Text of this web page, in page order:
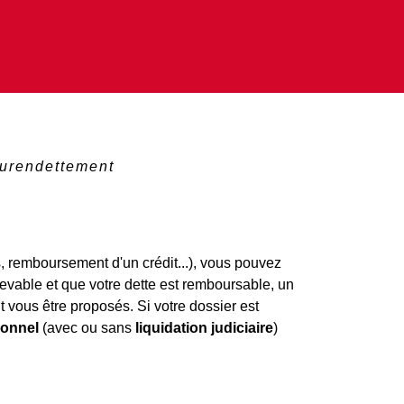
d'un crédit...), vous pouvez
et que votre dette est remboursable, un
vous être proposés. Si votre dossier est
(avec ou sans liquidation judiciaire)